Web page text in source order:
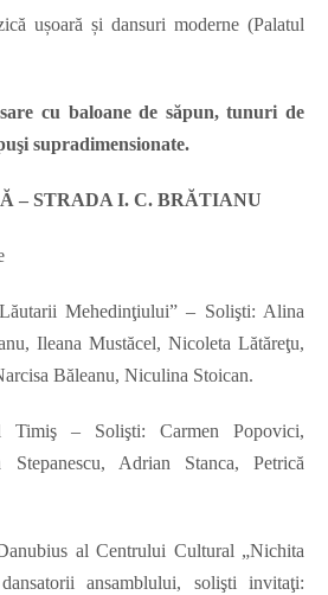
ușoară și dansuri moderne (Palatul
cu baloane de săpun, tunuri de
supradimensionate.
– STRADA I. C. BRĂTIANU
Mehedinţiului” – Solişti: Alina
Ileana Mustăcel, Nicoleta Lătăreţu,
Băleanu, Niculina Stoican.
Timiş – Solişti: Carmen Popovici,
Adrian Stanca, Petrică
al Centrului Cultural „Nichita
ansamblului, solişti invitaţi: